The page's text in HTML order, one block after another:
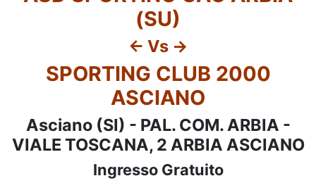
(SU)
<- Vs ->
SPORTING CLUB 2000
ASCIANO
Asciano (SI) - PAL. COM. ARBIA -
VIALE TOSCANA, 2 ARBIA ASCIANO
Ingresso Gratuito